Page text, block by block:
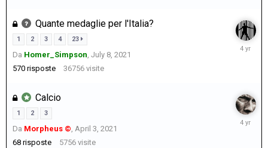
Quante medaglie per l'Italia?
1 2 3 4 23
Da Homer_Simpson, July 8, 2021
570 risposte 36756 visite
August
Calcio
1 2 3
Da Morpheus ©, April 3, 2021
68 risposte 5756 visite
August